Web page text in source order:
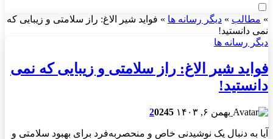
» مطالب » دیگر رسانه ها » فواید شیر الاغ: راز سلامتی و زیبایی که
نمی دانستید!
دیگر رسانه ها
فواید شیر الاغ: راز سلامتی و زیبایی که نمی
دانستید!
بهمن ۶, ۱۴۰۳ 20245
آیا به دنبال یک نوشیدنی خاص و منحصربه‌فرد برای بهبود سلامتی و